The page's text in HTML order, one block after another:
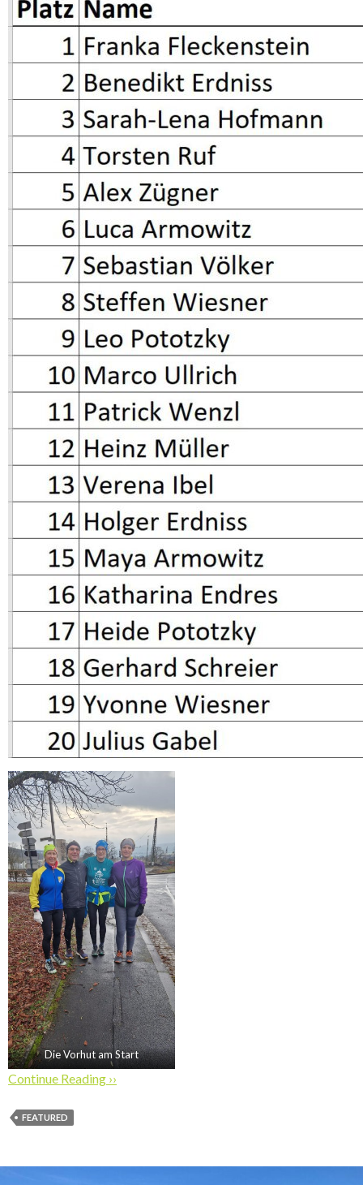
Die Vorhut am Start
Continue Reading ››
FEATURED